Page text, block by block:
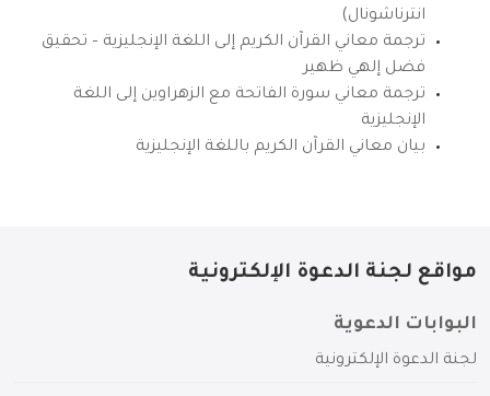
انترناشونال)
ترجمة معاني القرآن الكريم إلى اللغة الإنجليزية – تحقيق
فضل إلهي ظهير
ترجمة معاني سورة الفاتحة مع الزهراوين إلى اللغة
الإنجليزية
بيان معاني القرآن الكريم باللغة الإنجليزية
مواقع لجنة الدعوة الإلكترونية
البوابات الدعوية
لجنة الدعوة الإلكترونية